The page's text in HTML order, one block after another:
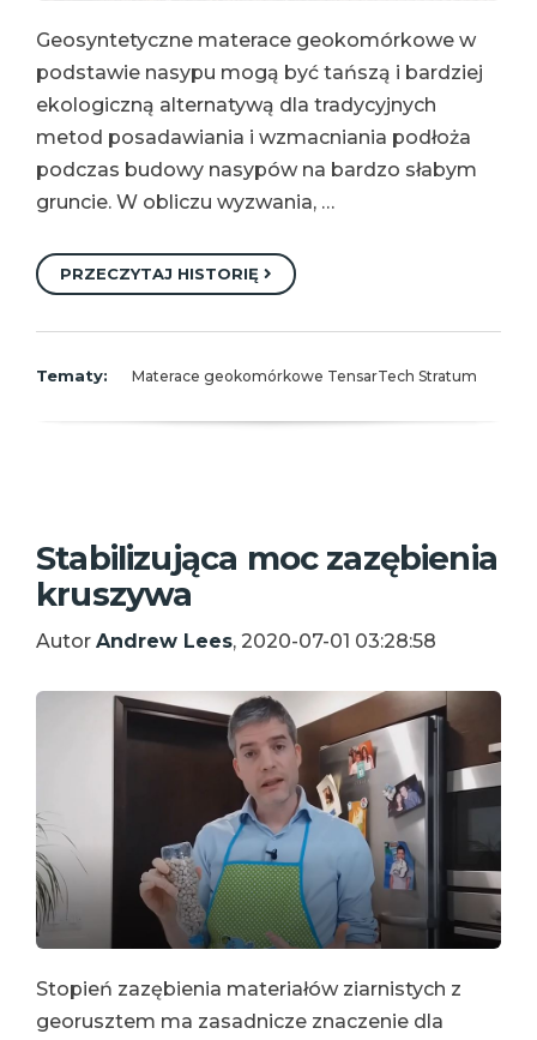
Geosyntetyczne materace geokomórkowe w
podstawie nasypu mogą być tańszą i bardziej
ekologiczną alternatywą dla tradycyjnych
metod posadawiania i wzmacniania podłoża
podczas budowy nasypów na bardzo słabym
gruncie. W obliczu wyzwania, …
PRZECZYTAJ HISTORIĘ
Tematy: Materace geokomórkowe TensarTech Stratum
Stabilizująca moc zazębienia
kruszywa
Autor Andrew Lees, 2020-07-01 03:28:58
Stopień zazębienia materiałów ziarnistych z
georusztem ma zasadnicze znaczenie dla